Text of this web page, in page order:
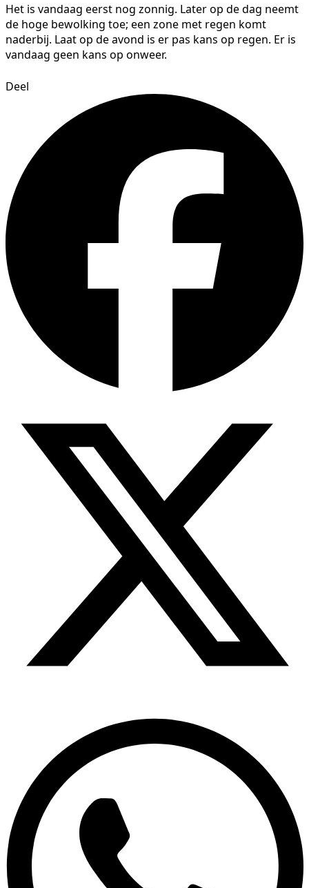
Het is vandaag eerst nog zonnig. Later op de dag neemt
de hoge bewolking toe; een zone met regen komt
naderbij. Laat op de avond is er pas kans op regen. Er is
vandaag geen kans op onweer.
Deel